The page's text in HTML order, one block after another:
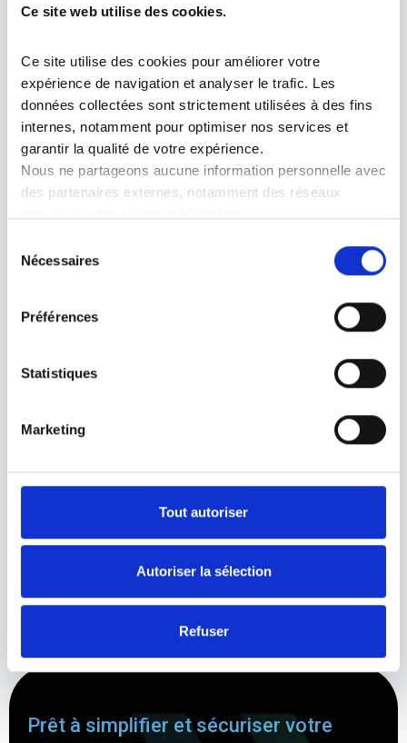
Ce site web utilise des cookies.
Ce site utilise des cookies pour améliorer votre
expérience de navigation et analyser le trafic. Les
données collectées sont strictement utilisées à des fins
internes, notamment pour optimiser nos services et
garantir la qualité de votre expérience.
Nous ne partageons aucune information personnelle avec
des partenaires externes, notamment des réseaux
cookies à tout moment via le bandeau ou les paramètres
Nécessaires
Préférences
Statistiques
Marketing
Tout autoriser
Autoriser la sélection
Refuser
aussi soumis aux Conditions Générales de
DES DONNEES LOGIVAL
Prêt à simplifier et sécuriser votre